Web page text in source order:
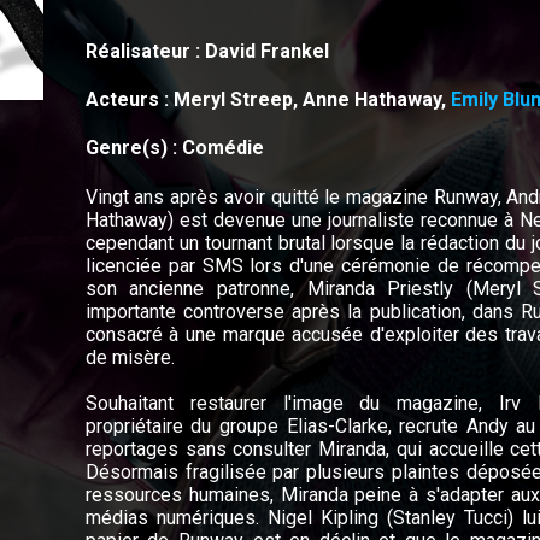
Réalisateur : David Frankel
Acteurs : Meryl Streep, Anne Hathaway, Emily
Genre(s) : Comédie
Vingt ans après avoir quitté le magazine Runway,
Hathaway) est devenue une journaliste reconnue à
cependant un tournant brutal lorsque la rédaction du
licenciée par SMS lors d'une cérémonie de
son ancienne patronne, Miranda Priestly
importante controverse après la publication, dans
consacré à une marque accusée d'exploiter des
de misère.
Souhaitant restaurer l'image du magazine, Irv
propriétaire du groupe Elias-Clarke, recrute Andy
reportages sans consulter Miranda, qui accueille
Désormais fragilisée par plusieurs plaintes
ressources humaines, Miranda peine à s'adapter
médias numériques. Nigel Kipling (Stanley Tucci)